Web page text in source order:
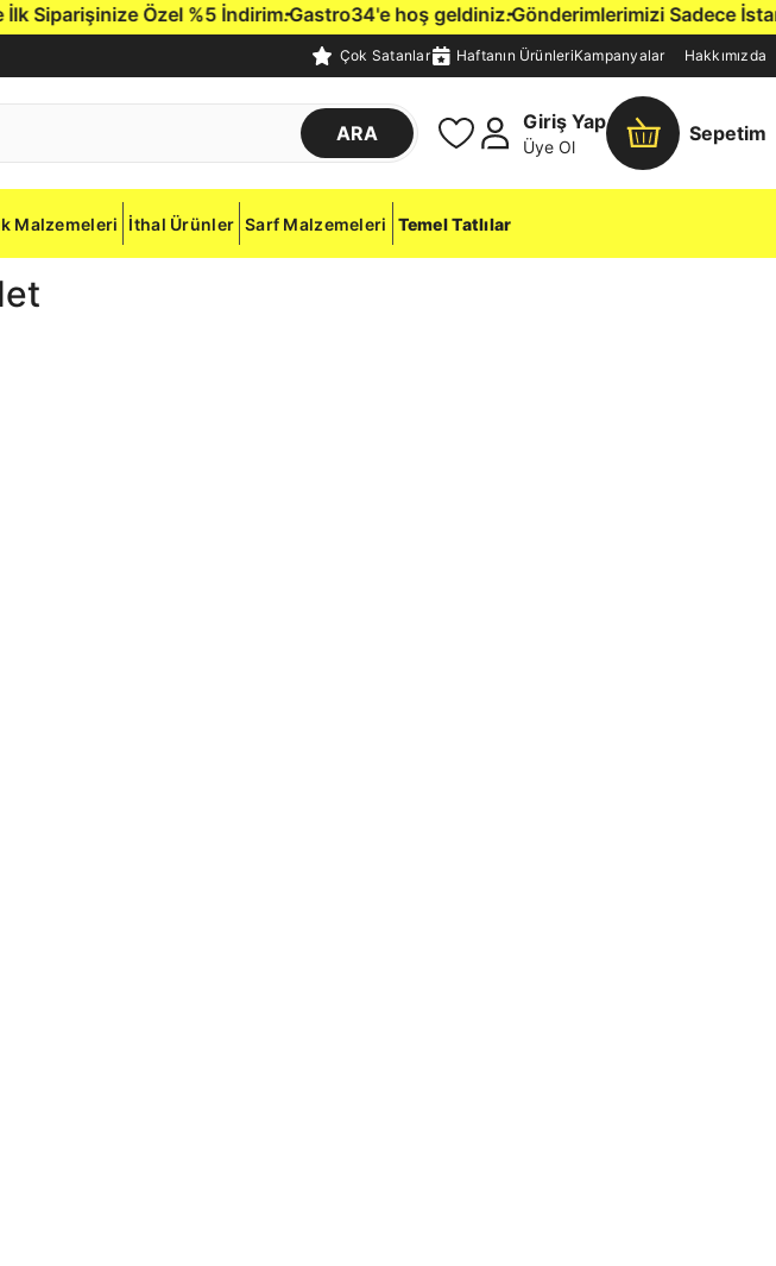
Özel %5 İndirim.Gastro34'e hoş geldiniz.Gönderimlerimizi Sadece
Çok Satanlar Haftanın ÜrünleriKampanyalar Hakkımızda
ARA
Giriş Yap
Üye Ol
Sepetim
Malzemeleri İthal Ürünler Sarf Malzemeleri Temel Tatlılar